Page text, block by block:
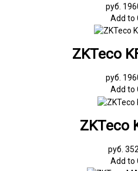
руб.
Add to
ZKTeco
руб.
Add to
ZKTeco
руб.
Add to